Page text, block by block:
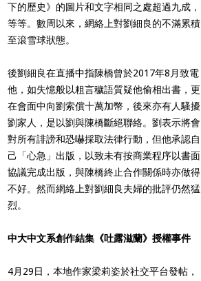
下的歷史》的圖片和文字相同之處超過九成，
等等。數周以來，網絡上對劉細良的不滿累積
至滾雪球狀態。
後劉細良在直播中指陳橋曾於2017年8月致電
他，如失憶般以粗言穢語質疑他偷相出書，更
在會面中向劉索償十萬加幣，後來亦有人騷擾
劉家人，是以劉與陳橋斷絕聯絡。劉表示將會
對所有誹謗和恐嚇採取法律行動，但他承認自
己「心急」出版，以致未有按商業程序以書面
協議完成出版，與陳橋終止合作關係時亦做得
不好。然而網絡上對劉細良夫婦的批評仍然猛
烈。
中大中文系創作結集《吐露滋蘭》授權事件
4月29日，本地作家梁莉姿於社交平台發帖，